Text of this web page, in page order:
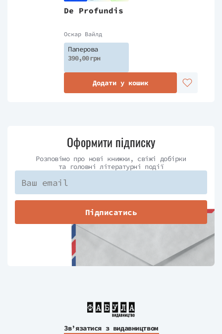
De Profundis
Оскар Вайлд
Паперова
390,00 грн
Додати у кошик
Оформити підписку
Розповімо про нові книжки, свіжі добірки
та головні літературні події
Підписатись
Зв’язатися з видавництвом